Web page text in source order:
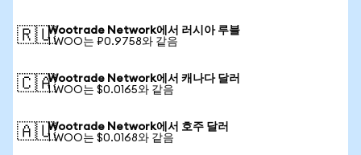
🇷🇺Wootrade Network에서 러시아 루블
1 WOO는 ₽0.9758와 같음
🇨🇦Wootrade Network에서 캐나다 달러
1 WOO는 $0.0165와 같음
🇦🇺Wootrade Network에서 호주 달러
1 WOO는 $0.0168와 같음